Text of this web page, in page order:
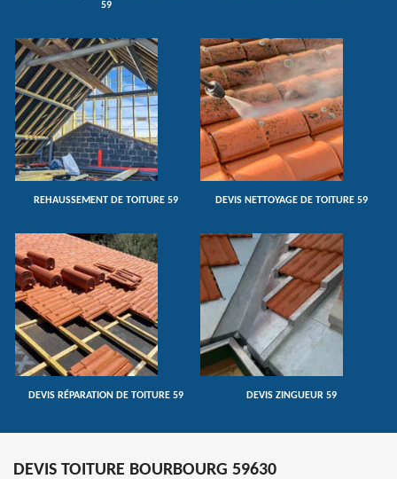
59
REHAUSSEMENT DE TOITURE 59 DEVIS NETTOYAGE DE TOITURE 59
DEVIS RÉPARATION DE TOITURE 59 DEVIS ZINGUEUR 59
DEVIS TOITURE BOURBOURG 59630